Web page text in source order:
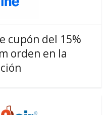
cupón del 15%
orden en la